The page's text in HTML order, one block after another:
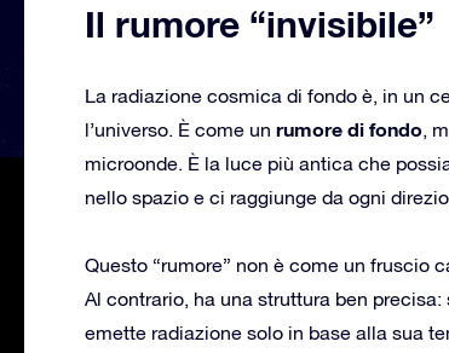
Il rumore “invisibile”
La radiazione cosmica di fondo è, in un
l’universo. È come un rumore di fondo,
microonde. È la luce più antica che
nello spazio e ci raggiunge da ogni
Questo “rumore” non è come un fruscio
Al contrario, ha una struttura ben precisa:
emette radiazione solo in base alla sua